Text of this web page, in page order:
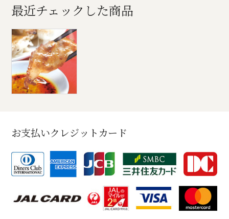
最近チェックした商品
お支払いクレジットカード